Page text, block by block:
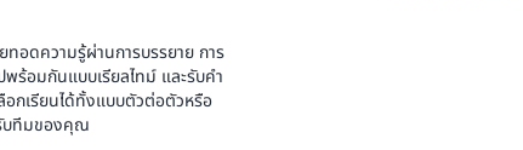
ทอดความรู้ผ่านการบรรยาย การ
ร้อมกันแบบเรียลไทม์ และรับคำ
กเรียนได้ทั้งแบบตัวต่อตัวหรือ
บทีมของคุณ